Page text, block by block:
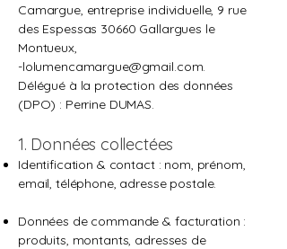
Camargue, entreprise individuelle, 9 rue
des Espessas 30660 Gallargues le
Montueux,
-lolumencamargue@gmail.com.
Délégué à la protection des données
(DPO) : Perrine DUMAS.
1. Données collectées
Identification & contact : nom, prénom,
email, téléphone, adresse postale.
Données de commande & facturation :
produits, montants, adresses de